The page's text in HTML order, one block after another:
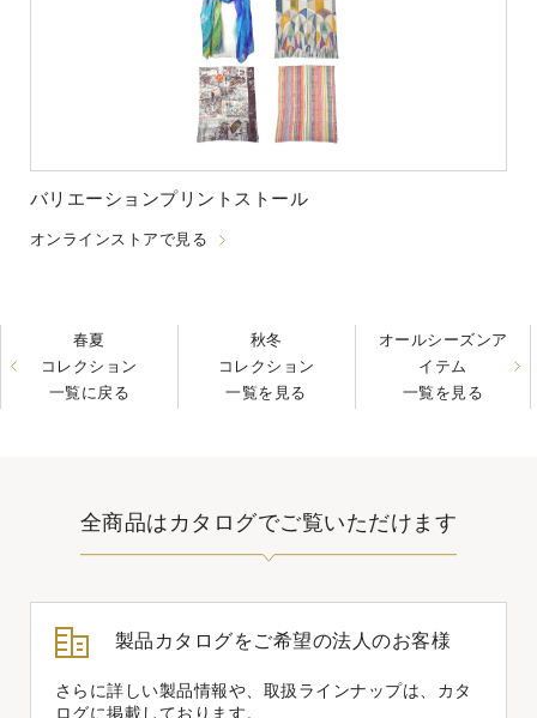
バリエーションプリントストール
オンラインストアで見る
春夏
コレクション
一覧に戻る
秋冬
コレクション
一覧を見る
オールシーズンア
イテム
一覧を見る
全商品はカタログでご覧いただけます
製品カタログをご希望の法人のお客様
さらに詳しい製品情報や、取扱ラインナップは、カタ
ログに掲載しております。